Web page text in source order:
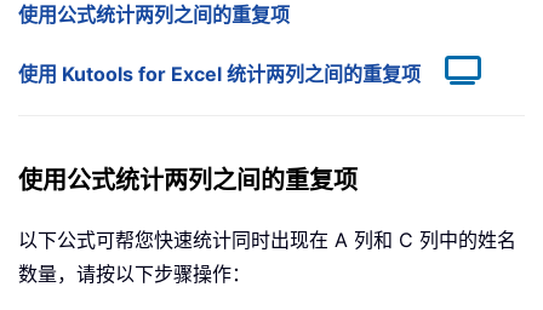
使用公式统计两列之间的重复项
使用 Kutools for Excel 统计两列之间的重复项
使用公式统计两列之间的重复项
以下公式可帮您快速统计同时出现在 A 列和 C 列中的姓名
数量，请按以下步骤操作：